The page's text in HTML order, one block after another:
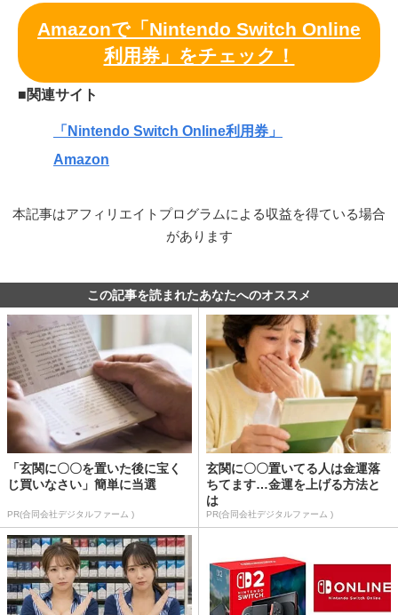
Amazonで「Nintendo Switch Online
利用券」をチェック！
■関連サイト
「Nintendo Switch Online利用券」
Amazon
本記事はアフィリエイトプログラムによる収益を得ている場合
があります
この記事を読まれたあなたへのオススメ
「玄関に〇〇を置いた後に宝く
じ買いなさい」簡単に当選
PR(合同会社デジタルファーム )
玄関に〇〇置いてる人は金運落
ちてます…金運を上げる方法と
は
PR(合同会社デジタルファーム )